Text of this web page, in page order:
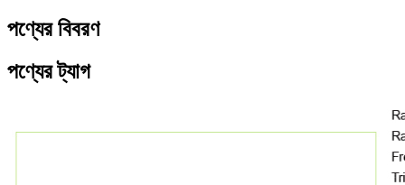
পণ্যের বিবরণ
পণ্যের ট্যাগ